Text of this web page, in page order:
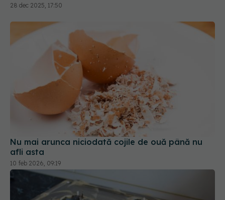
28 dec 2025, 17:50
Nu mai arunca niciodată cojile de ouă până nu
afli asta
10 feb 2026, 09:19